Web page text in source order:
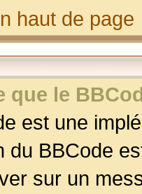
haut de page
que le
est une
du BBCode
sur un